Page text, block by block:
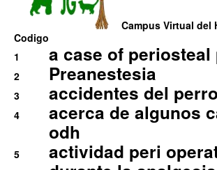
Campus Virtual del
Codigo
1
a case of
2 Preanestesia
3 accidentes del
4
acerca de algunos
odh
5
actividad peri